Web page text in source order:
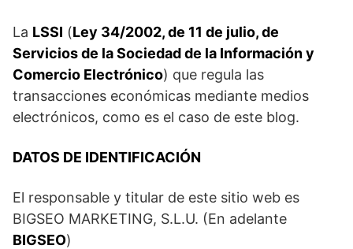
La LSSI (Ley 34/2002, de 11 de julio, de
Servicios de la Sociedad de la Información y
Comercio Electrónico) que regula las
transacciones económicas mediante medios
electrónicos, como es el caso de este blog.
DATOS DE IDENTIFICACIÓN
El responsable y titular de este sitio web es
BIGSEO MARKETING, S.L.U. (En adelante
BIGSEO)